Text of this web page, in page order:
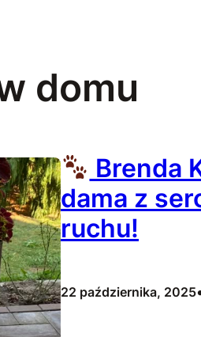
domu
Brenda
dama z
ruchu!
22 października, 2025